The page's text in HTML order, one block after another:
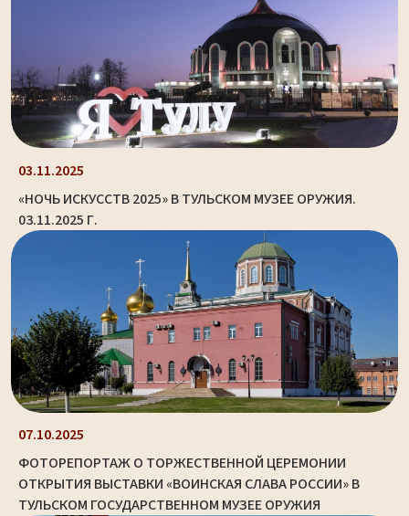
03.11.2025
«НОЧЬ ИСКУССТВ 2025» В ТУЛЬСКОМ МУЗЕЕ ОРУЖИЯ.
03.11.2025 Г.
07.10.2025
ФОТОРЕПОРТАЖ О ТОРЖЕСТВЕННОЙ ЦЕРЕМОНИИ
ОТКРЫТИЯ ВЫСТАВКИ «ВОИНСКАЯ СЛАВА РОССИИ» В
ТУЛЬСКОМ ГОСУДАРСТВЕННОМ МУЗЕЕ ОРУЖИЯ